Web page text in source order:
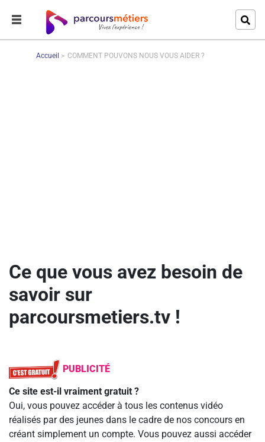
Accueil COMMENT POUVONS NOUS VOUS AIDER ?
Ce que vous avez besoin de
savoir sur
parcoursmetiers.tv !
PUBLICITÉ
Ce site est-il vraiment gratuit ?
Oui, vous pouvez accéder à tous les contenus vidéo
réalisés par des jeunes dans le cadre de nos concours en
créant simplement un compte. Vous pouvez aussi accéder